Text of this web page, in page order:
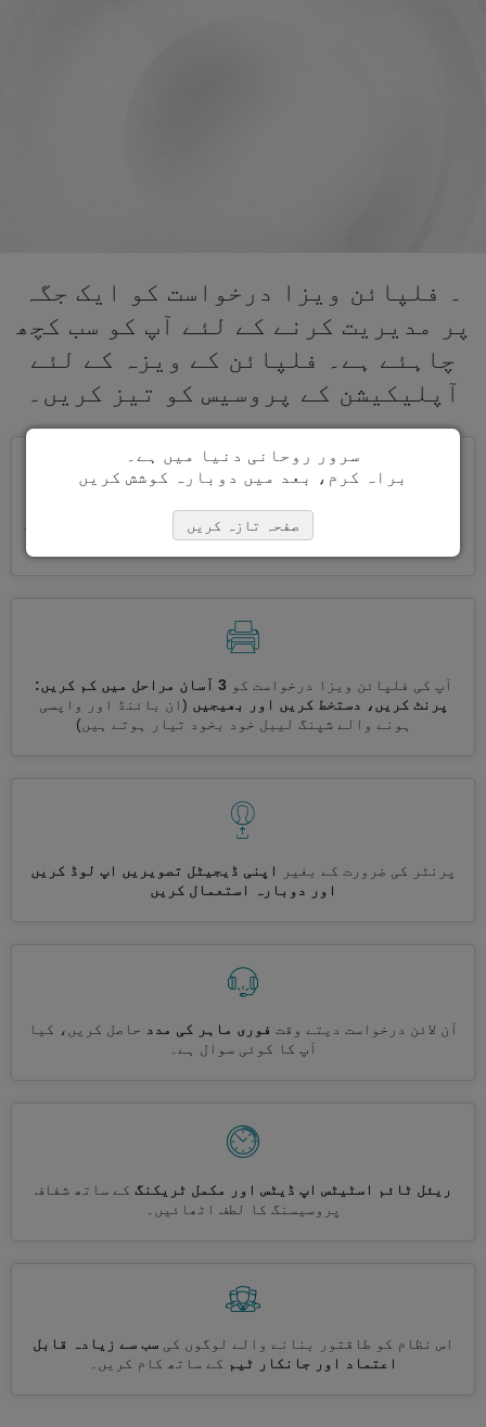
۔ فلپائن ویزا درخواست کو ایک جگہ
پر مدیریت کرنے کے لئے آپ کو سب کچھ
چاہئے ہے۔ فلپائن کے ویزہ کے لئے
آپلیکیشن کے پروسیس کو تیز کریں۔
ایک ساتھ کئی ویزے درخواست کریں
خود بخود، تکراری معلومات
درج کرنے کی ضرورت نہیں ہے
آپ کی فلپائن ویزا درخواست کو
3 آسان مراحل میں کم کریں:
پرنٹ کریں، دستخط کریں اور بھیجیں (ان بائنڈ اور واپسی
ہونے والے شپنگ لیبل خود بخود تیار ہوتے ہیں)
پرنٹر کی ضرورت کے بغیر
اپنی ڈیجیٹل تصویریں اپ لوڈ کریں
اور دوبارہ استعمال کریں
آن لائن درخواست دیتے وقت فوری ماہر کی مدد حاصل کریں، کیا
آپ کا کوئی سوال ہے۔
ریئل ٹائم اسٹیٹس اپ ڈیٹس اور مکمل ٹریکنگ کے ساتھ شفاف
پروسیسنگ کا لطف اٹھائیں۔
اس نظام کو طاقتور بنانے والے لوگوں کی سب سے زیادہ قابل
اعتماد اور جانکار ٹیم کے ساتھ کام کریں۔
سرور روحانی دنیا میں ہے۔
براہ کرم، بعد میں دوبارہ کوشش کریں
صفحہ تازہ کریں